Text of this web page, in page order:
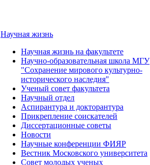
Научная жизнь
Научная жизнь на факультете
Научно-образовательная школа МГУ
"Сохранение мирового культурно-
исторического наследия"
Ученый совет факультета
Научный отдел
Аспирантура и докторантура
Прикрепление соискателей
Диссертационные советы
Новости
Научные конференции ФИЯР
Вестник Московского университета
Совет молодых ученых